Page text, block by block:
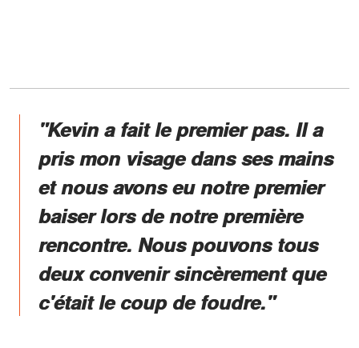
"Kevin a fait le premier pas. Il a
pris mon visage dans ses mains
et nous avons eu notre premier
baiser lors de notre première
rencontre. Nous pouvons tous
deux convenir sincèrement que
c'était le coup de foudre."